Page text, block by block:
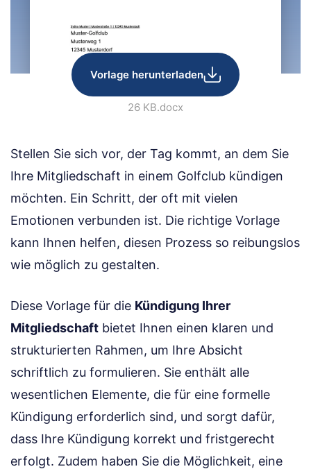
Vorlage herunterladen
26 KB.docx
Stellen Sie sich vor, der Tag kommt, an dem Sie
Ihre Mitgliedschaft in einem Golfclub kündigen
möchten. Ein Schritt, der oft mit vielen
Emotionen verbunden ist. Die richtige Vorlage
kann Ihnen helfen, diesen Prozess so reibungslos
wie möglich zu gestalten.
Diese Vorlage für die Kündigung Ihrer
Mitgliedschaft bietet Ihnen einen klaren und
strukturierten Rahmen, um Ihre Absicht
schriftlich zu formulieren. Sie enthält alle
wesentlichen Elemente, die für eine formelle
Kündigung erforderlich sind, und sorgt dafür,
dass Ihre Kündigung korrekt und fristgerecht
erfolgt. Zudem haben Sie die Möglichkeit, eine